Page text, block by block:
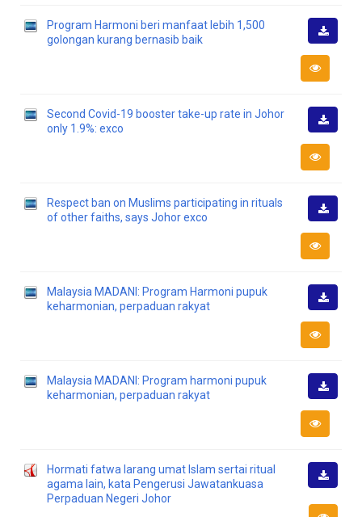
Program Harmoni beri manfaat lebih 1,500
golongan kurang bernasib baik
Turun
Second Covid-19 booster take-up rate in Johor
only 1.9%: exco
Turun
Respect ban on Muslims participating in rituals
of other faiths, says Johor exco
Turun
Malaysia MADANI: Program Harmoni pupuk
keharmonian, perpaduan rakyat
Turun
Malaysia MADANI: Program harmoni pupuk
keharmonian, perpaduan rakyat
Turun
Hormati fatwa larang umat Islam sertai ritual
agama lain, kata Pengerusi Jawatankuasa
Perpaduan Negeri Johor
Turun